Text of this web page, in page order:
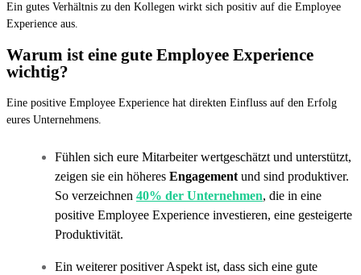
Ein gutes Verhältnis zu den Kollegen wirkt sich positiv auf die Employee
Experience aus.
Warum ist eine gute Employee Experience
wichtig?
Eine positive Employee Experience hat direkten Einfluss auf den Erfolg
eures Unternehmens.
Fühlen sich eure Mitarbeiter wertgeschätzt und unterstützt,
zeigen sie ein höheres Engagement und sind produktiver.
So verzeichnen 40% der Unternehmen, die in eine
positive Employee Experience investieren, eine gesteigerte
Produktivität.
Ein weiterer positiver Aspekt ist, dass sich eine gute